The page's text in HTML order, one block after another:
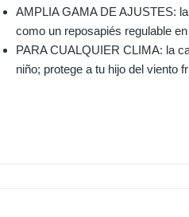
AMPLIA GAMA DE AJUSTES:
como un reposapiés regulable
PARA CUALQUIER CLIMA: la
niño; protege a tu hijo del viento